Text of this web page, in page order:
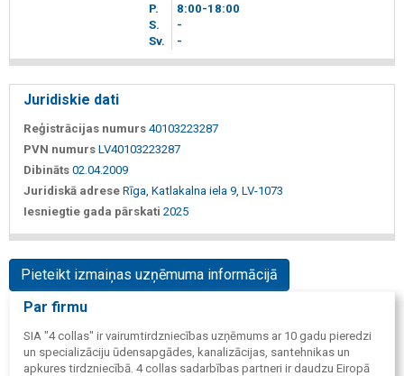
P.
8 00-18 00
S.
-
Sv.
-
Juridiskie dati
Reģistrācijas numurs 40103223287
PVN numurs LV40103223287
Dibināts 02.04.2009
Juridiskā adrese Rīga, Katlakalna iela 9, LV-1073
Iesniegtie gada pārskati 2025
Pieteikt izmaiņas uzņēmuma informācijā
Par firmu
SIA "4 collas" ir vairumtirdzniecības uzņēmums ar 10 gadu pieredzi
un specializāciju ūdensapgādes, kanalizācijas, santehnikas un
apkures tirdzniecībā. 4 collas sadarbības partneri ir daudzu Eiropā